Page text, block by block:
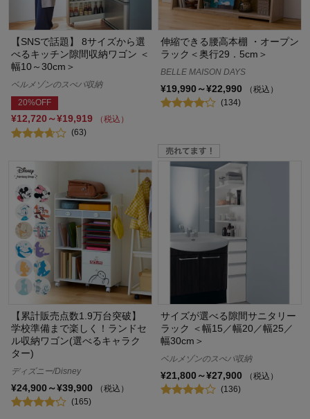
【SNSで話題】 8サイズから選
べるキッチン隙間収納ワゴン ＜
幅10～30cm＞
ベルメゾンのスぺパ収納
20%OFF
¥12,720～¥19,919
（税込）
(63)
伸縮できる腰高本棚 ・オープン
ラック＜奥行29．5cm＞
BELLE MAISON DAYS
¥19,990～¥22,990
（税込）
(134)
【累計販売点数1.9万台突破】
学校準備まで楽しく！ランドセ
ル収納ワゴン(選べるキャラク
ター)
ディズニー/Disney
¥24,900～¥39,900
（税込）
(165)
サイズが選べる隙間サニタリー
ラック ＜幅15／幅20／幅25／
幅30cm＞
ベルメゾンのスぺパ収納
¥21,800～¥27,900
（税込）
(136)